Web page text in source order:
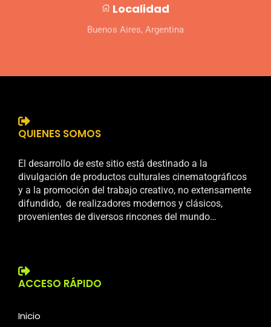
Localidad
Buenos Aires, Argentina
QUIENES SOMOS
El desarrollo de este sitio está destinado a la
divulgación de productos culturales cinematográficos
y a la promoción del trabajo creativo, no extensamente
difundido, de realizadores modernos y clásicos,
provenientes de diversos rincones del mundo…
ACCESO RÁPIDO
Inicio